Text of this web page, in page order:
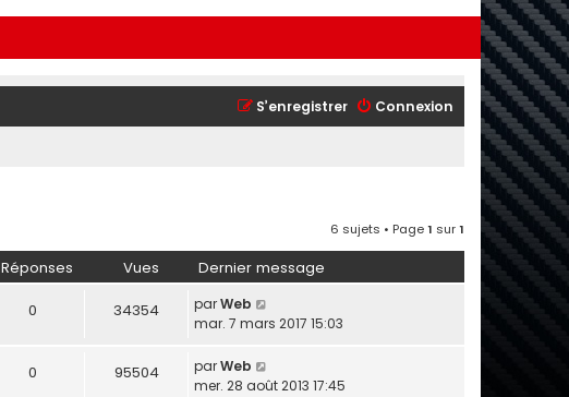
Connexion
S’enregistrer
6 sujets • Page1 sur1
Réponses Vues Dernier message
0 34354 parWeb
mar. 7 mars 2017 15:03
0 95504 parWeb
mer. 28 août 2013 17:45